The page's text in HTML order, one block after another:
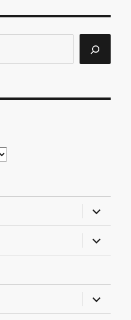
almenü
almenü
almenü